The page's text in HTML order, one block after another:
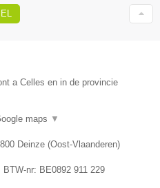
a Celles en in de provincie
maps ▼
Deinze (Oost-Vlaanderen)
BTW-nr: BE0892 911 229